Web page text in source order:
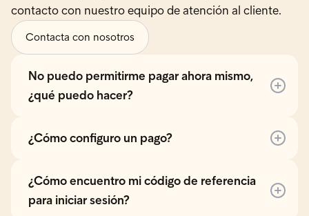
contacto con nuestro equipo de atención al cliente.
Contacta con nosotros
No puedo permitirme pagar ahora mismo,
¿qué puedo hacer?
¿Cómo configuro un pago?
¿Cómo encuentro mi código de referencia
para iniciar sesión?